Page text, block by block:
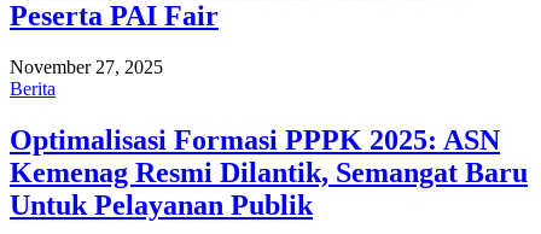
Peserta PAI Fair
November 27, 2025
Berita
Optimalisasi Formasi PPPK 2025: ASN
Kemenag Resmi Dilantik, Semangat Baru
Untuk Pelayanan Publik